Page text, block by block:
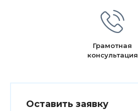
Грамотная
консультация
Оставить заявку